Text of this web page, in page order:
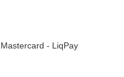
- LiqPay